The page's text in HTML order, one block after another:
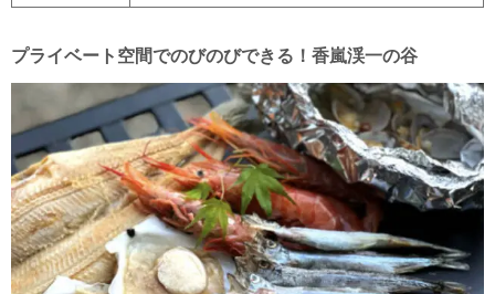
プライベート空間でのびのびできる！香嵐渓一の谷